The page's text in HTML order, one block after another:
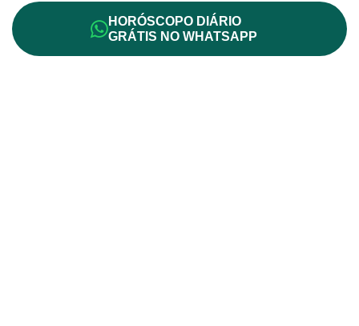
HORÓSCOPO DIÁRIO
GRÁTIS NO WHATSAPP